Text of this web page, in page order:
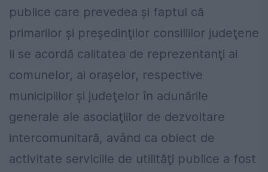
publice care prevedea şi faptul că
primarilor şi preşedinţilor consiliilor judeţene
li se acordă calitatea de reprezentanţi ai
comunelor, ai oraşelor, respective
municipiilor şi judeţelor în adunările
generale ale asociaţiilor de dezvoltare
intercomunitară, având ca obiect de
activitate serviciile de utilităţi publice a fost